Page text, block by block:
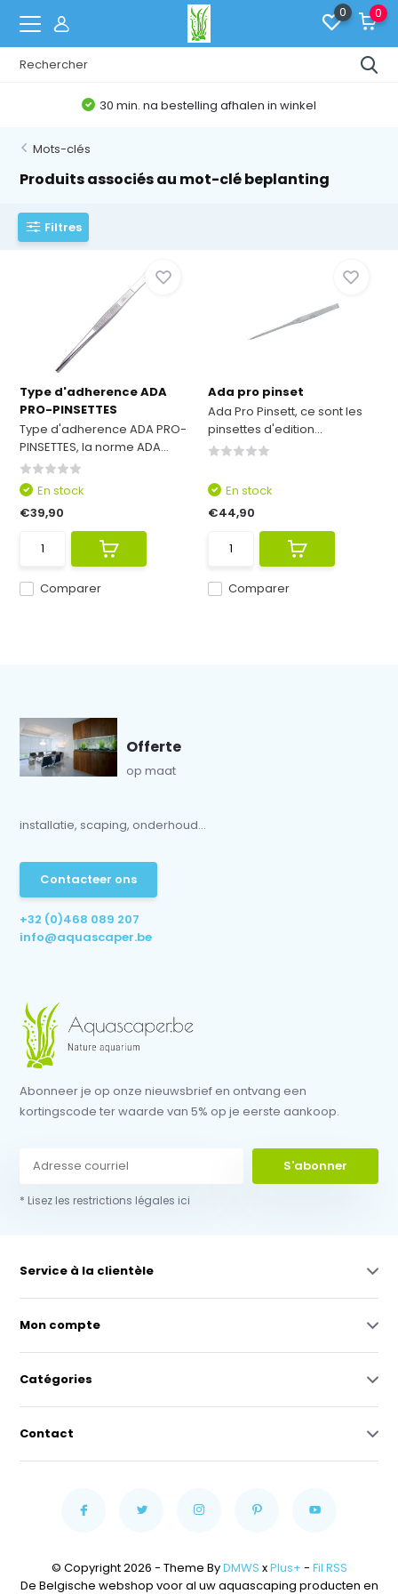
0 0
30 min. na bestelling afhalen in winkel
Mots-clés
Produits associés au mot-clé beplanting
Filtres
Type d'adherence ADA
PRO-PINSETTES
Type d'adherence ADA PRO-
PINSETTES, la norme ADA...
Comparer
En stock
€39,90
Ada pro pinset
Ada Pro Pinsett, ce sont les
pinsettes d'edition...
Comparer
En stock
€44,90
Offerte
op maat
installatie, scaping, onderhoud...
Contacteer ons
+32 (0)468 089 207
info@aquascaper.be
Abonneer je op onze nieuwsbrief en ontvang een
kortingscode ter waarde van 5% op je eerste aankoop.
S'abonner
* Lisez les restrictions légales ici
Service à la clientèle
Mon compte
Catégories
Contact
© Copyright 2026 - Theme ByDMWS xPlus+ - Fil RSS
De Belgische webshop voor al uw aquascaping producten en